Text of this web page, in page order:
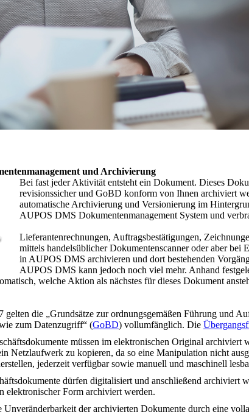
und Archivierung
Bei fast jeder Aktivität entsteht ein Dokument. Dieses
revisionssicher und GoBD konform von Ihnen archiviert
automatische Archivierung und Versionierung im
AUPOS DMS Dokumentenmanagement System und
Lieferantenrechnungen, Auftragsbestätigungen,
mittels handelsüblicher Dokumentenscanner oder aber
in AUPOS DMS archivieren und dort bestehenden
AUPOS DMS kann jedoch noch viel mehr. Anhand
welche Aktion als nächstes für dieses Dokument
gelten die „Grundsätze zur ordnungsgemäßen Führung und
zum Datenzugriff“ (GoBD) vollumfänglich. Die
müssen im elektronischen Original archiviert
Netzlaufwerk zu kopieren, da so eine Manipulation nicht
jederzeit verfügbar sowie manuell und maschinell
dürfen digitalisiert und anschließend archiviert
elektronischer Form archiviert werden.
der archivierten Dokumente durch eine